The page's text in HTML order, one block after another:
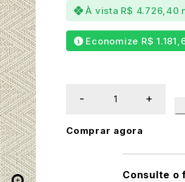
À vista R$ 4.726,40
Economize R$
Comprar agora
Consulte o